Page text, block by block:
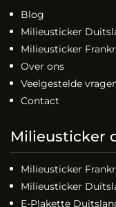
Blog
Milieusticker
Milieusticker
Over ons
Veelgestelde
Contact
Milieusticker
Milieusticker
Milieusticker
E-Plakette